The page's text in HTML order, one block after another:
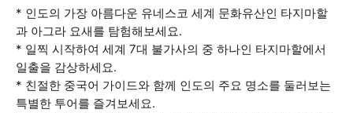
* 인도의 가장 아름다운 유네스코 세계 문화유산인 타지마할
과 아그라 요새를 탐험해보세요.
* 일찍 시작하여 세계 7대 불가사의 중 하나인 타지마할에서
일출을 감상하세요.
* 친절한 중국어 가이드와 함께 인도의 주요 명소를 둘러보는
특별한 투어를 즐겨보세요.